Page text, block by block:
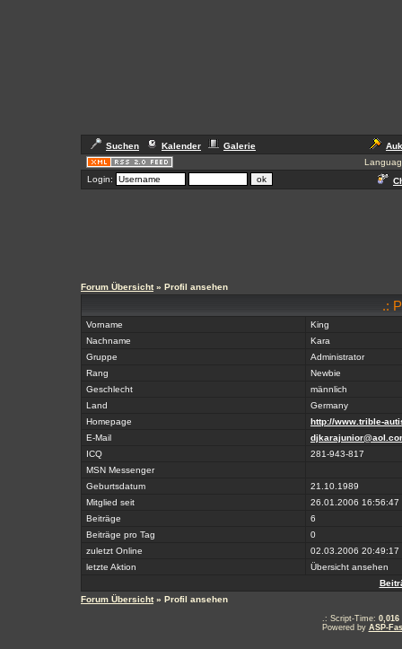
Suchen Kalender Galerie
Login:
Forum Übersicht» Profil ansehen
.:
Vorname
King
Nachname
Kara
Gruppe
Administrator
Rang
Newbie
Geschlecht
männlich
Land
Germany
Homepage
http://www.trible-
E-Mail
ICQ
281-943-817
MSN Messenger
Geburtsdatum
21.10.1989
Mitglied seit
26.01.2006 16:56:47
Beiträge
6
Beiträge pro Tag
0
zuletzt Online
02.03.2006 20:49:17
letzte Aktion
Übersicht ansehen
Forum Übersicht» Profil ansehen
.: Script-Time: 0,016
Powered by ASP-